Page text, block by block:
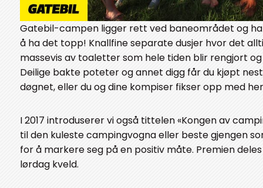
Gatebil-campen ligger rett ved baneområdet og
å ha det topp! Knallfine separate dusjer hvor det
massevis av toaletter som hele tiden blir rengjort
Deilige bakte poteter og annet digg får du kjøpt
døgnet, eller du og dine kompiser fikser opp med
I 2017 introduserer vi også tittelen «Kongen av
til den kuleste campingvogna eller beste gjengen
for å markere seg på en positiv måte. Premien
lørdag kveld.